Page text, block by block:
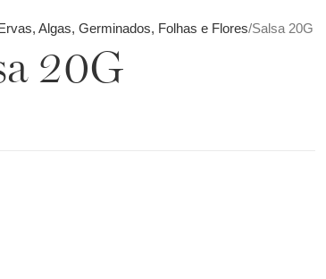
Algas, Germinados, Folhas e Flores Salsa 20G
20G